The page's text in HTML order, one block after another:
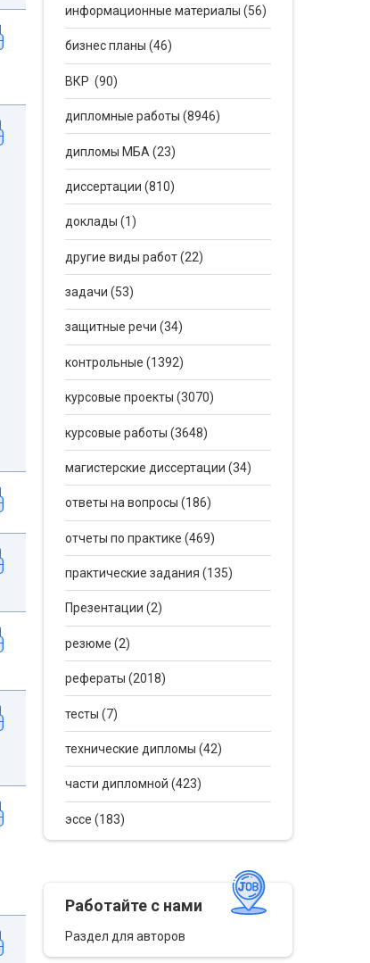
информационные материалы (56)
бизнес планы (46)
ВКР (90)
дипломные работы (8946)
дипломы МБА (23)
диссертации (810)
доклады (1)
другие виды работ (22)
задачи (53)
защитные речи (34)
контрольные (1392)
курсовые проекты (3070)
курсовые работы (3648)
магистерские диссертации (34)
ответы на вопросы (186)
отчеты по практике (469)
практические задания (135)
Презентации (2)
резюме (2)
рефераты (2018)
тесты (7)
технические дипломы (42)
части дипломной (423)
эссе (183)
Работайте с нами
Раздел для авторов